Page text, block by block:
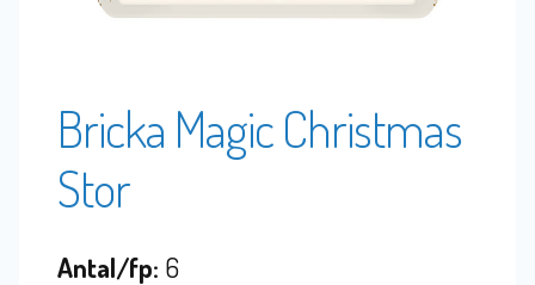
Bricka Magic Christmas
Stor
Antal/fp: 6